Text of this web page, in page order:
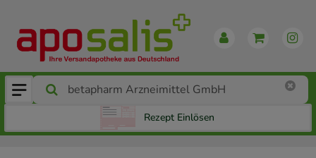
Rezept Einlösen